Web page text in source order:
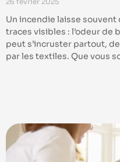
Un incendie laisse
traces visibles : l’odeur de
peut s’incruster partout,
par les textiles. Que vous